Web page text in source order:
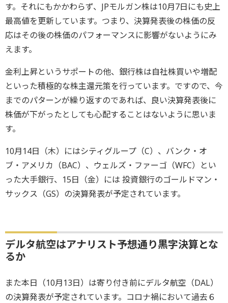
す。それにもかかわらず、JPモルガン株は10月7日にも史上
最高値を更新しています。つまり、決算発表後の株価の反
応はその後の株価のパフォーマンスに影響がないようにみ
えます。
金利上昇というサポートの他、銀行株は自社株買いや増配
といった積極的な株主還元策を行っています。ですので、今
までのパターンが繰り返すのであれば、良い決算発表後に
株価が下がったとしても心配することはないように思いま
す。
10月14日（木）にはシティグループ（C）、バンク・オ
ブ・アメリカ（BAC）、ウェルズ・ファーゴ（WFC）とい
った大手銀行、15日（金）には 投資銀行のゴールドマン・
サックス（GS）の決算発表が予定されています。
デルタ航空はアナリスト予想通り黒字決算とな
るか
また本日（10月13日）は寄り付き前にデルタ航空（DAL）
の決算発表が予定されています。コロナ禍において過去６